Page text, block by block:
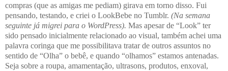
compras (que as amigas me pediam) girava em torno disso. Fui
pensando, testando, e criei o LookBebe no Tumblr. (Na semana
seguinte já migrei para o WordPress). Mas apesar de “Look” ter
sido pensado inicialmente relacionado ao visual, também achei uma
palavra coringa que me possibilitava tratar de outros assuntos no
sentido de “Olha” o bebê, e quando “olhamos” estamos antenadas.
Seja sobre a roupa, amamentação, ultrasons, produtos, enxoval,